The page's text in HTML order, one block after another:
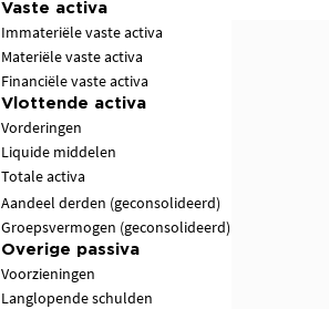
Vaste activa
Immateriële vaste activa
Materiële vaste activa
Financiële vaste activa
Vlottende activa
Vorderingen
Liquide middelen
Totale activa
Aandeel derden (geconsolideerd)
Groepsvermogen (geconsolideerd)
Overige passiva
Voorzieningen
Langlopende schulden